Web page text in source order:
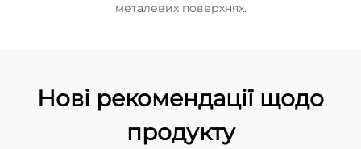
металевих поверхнях.
Нові рекомендації щодо
продукту